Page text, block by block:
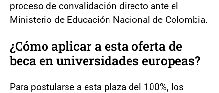
proceso de convalidación directo ante el
Ministerio de Educación Nacional de Colombia.
¿Cómo aplicar a esta oferta de
beca en universidades europeas?
Para postularse a esta plaza del 100%, los